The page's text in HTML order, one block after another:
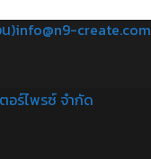
)info@n9-create.com